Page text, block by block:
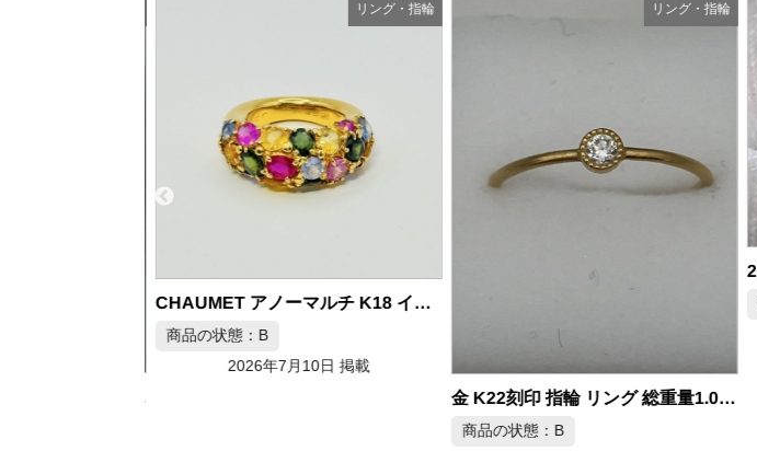
リング・指輪
CHAUMET アノーマルチ K18 イエローゴールド リング 約13号
商品の状態：B
2026年7月10日 掲載
リング・指輪
金 K22刻印 指輪 リング 総重量1.02g
商品の状態：B